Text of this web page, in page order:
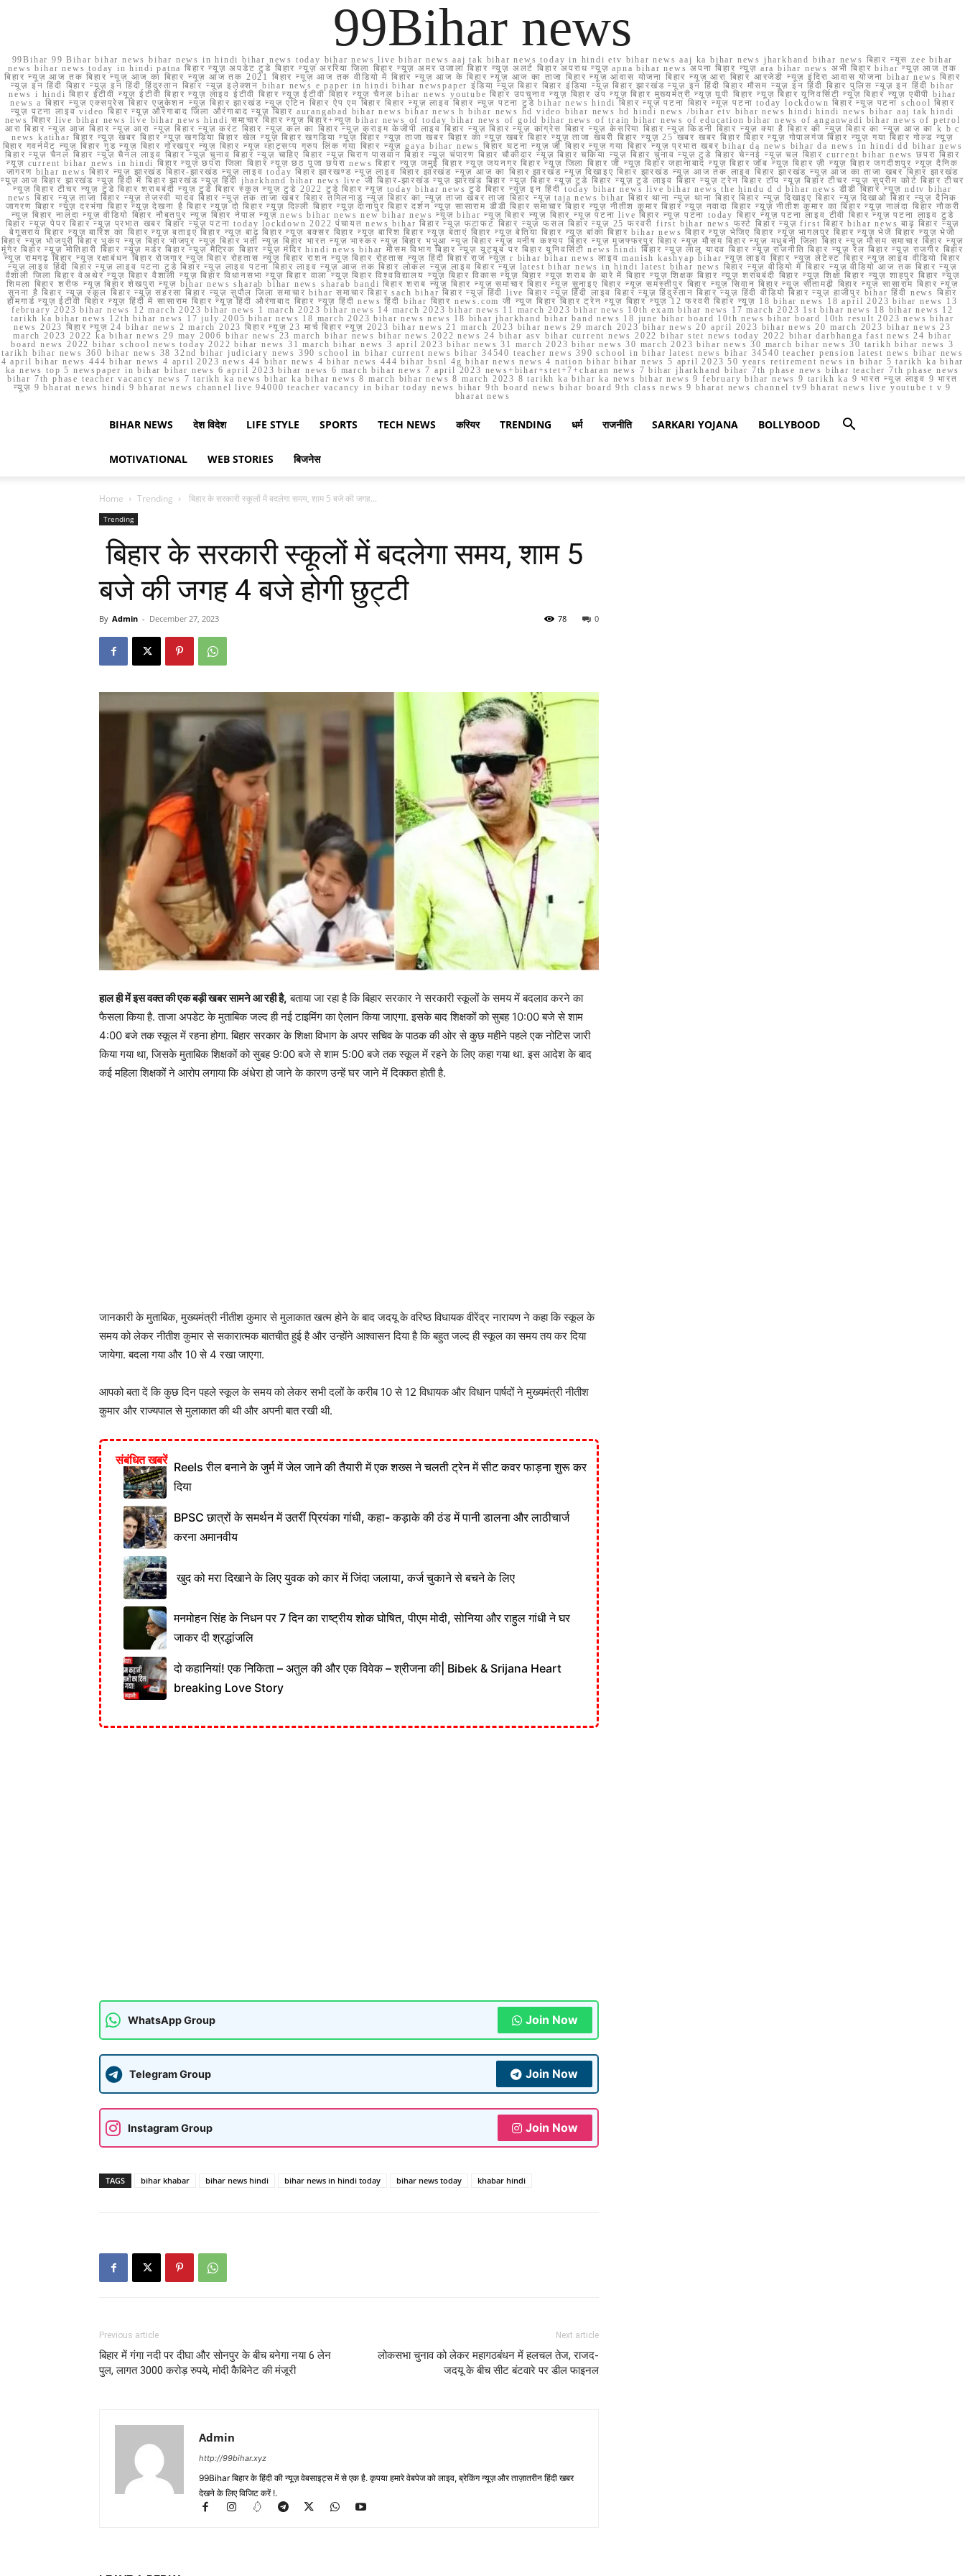
99Bihar news
99Bihar 99 Bihar bihar news bihar news in hindi bihar news today bihar news live bihar news aaj tak bihar news today in hindi etv bihar news aaj ka bihar news jharkhand bihar news बिहार न्यूस zee bihar
news bihar news today in hindi patna बिहार न्यूज़ अपडेट टुडे बिहार न्यूज़ अररिया जिला बिहार न्यूज़ अमर उजाला बिहार न्यूज़ अलर्ट बिहार अपराध न्यूज़ apna bihar news अपना बिहार न्यूज़ ara bihar news अभी बिहार bihar न्यूज़ आज तक
बिहार न्यूज़ आज तक बिहार न्यूज़ आज का बिहार न्यूज़ आज तक 2021 बिहार न्यूज़ आज तक वीडियो में बिहार न्यूज़ आज के बिहार न्यूज़ आज का ताजा बिहार न्यूज़ आवास योजना बिहार न्यूज़ आरा बिहार आरजेडी न्यूज़ इंदिरा आवास योजना bihar news बिहार
न्यूज़ इन हिंदी बिहार न्यूज़ इन हिंदी हिंदुस्तान बिहार न्यूज़ इलेक्शन bihar news e paper in hindi bihar newspaper इंडिया न्यूज़ बिहार बिहार इंडिया न्यूज़ बिहार झारखंड न्यूज़ इन हिंदी बिहार मौसम न्यूज़ इन हिंदी बिहार पुलिस न्यूज़ इन हिंदी bihar
news i hindi बिहार ईटीवी न्यूज़ ईटीवी बिहार न्यूज़ लाइव ईटीवी बिहार न्यूज़ ईटीवी बिहार न्यूज़ चैनल bihar news youtube बिहार उपचुनाव न्यूज़ बिहार उप न्यूज़ बिहार मुख्यमंत्री न्यूज़ यूपी बिहार न्यूज़ बिहार यूनिवर्सिटी न्यूज़ बिहार न्यूज़ एबीपी bihar
news a बिहार न्यूज़ एक्सप्रेस बिहार एजुकेशन न्यूज़ बिहार झारखंड न्यूज़ एटिन बिहार ऐप एम बिहार बिहार न्यूज़ लाइव बिहार न्यूज़ पटना टुडे bihar news hindi बिहार न्यूज़ पटना बिहार न्यूज़ पटना today lockdown बिहार न्यूज़ पटना school बिहार
न्यूज़ पटना लाइव video बिहार न्यूज़ औरंगाबाद जिला औरंगाबाद न्यूज़ बिहार aurangabad bihar news bihar news h bihar news hd video bihar news hd hindi news /bihar etv bihar news hindi hindi news bihar aaj tak hindi
news बिहार live bihar news live bihar news hindi समाचार बिहार न्यूज़ बिहार+न्यूज़ bihar news of today bihar news of gold bihar news of train bihar news of education bihar news of anganwadi bihar news of petrol
आरा बिहार न्यूज़ आज बिहार न्यूज़ आरा न्यूज़ बिहार न्यूज़ करंट बिहार न्यूज़ कल का बिहार न्यूज़ क्राइम केजीपी लाइव बिहार न्यूज़ बिहार न्यूज़ कांग्रेस बिहार न्यूज़ केसरिया बिहार न्यूज़ किडनी बिहार न्यूज़ क्या है बिहार की न्यूज़ बिहार का न्यूज़ आज का k b c
news katihar बिहार न्यूज़ खबर बिहार न्यूज़ खगड़िया बिहार खेल न्यूज़ बिहार खगड़िया न्यूज़ बिहार न्यूज़ ताजा खबर बिहार का न्यूज़ खबर बिहार न्यूज़ ताजा खबरी बिहार न्यूज़ 25 खबर खबर बिहार बिहार न्यूज़ गोपालगंज बिहार न्यूज़ गया बिहार गोल्ड न्यूज़
बिहार गवर्नमेंट न्यूज़ बिहार गुड न्यूज़ बिहार गोरखपुर न्यूज़ बिहार न्यूज़ व्हाट्सप्प ग्रुप लिंक गया बिहार न्यूज़ gaya bihar news बिहार घटना न्यूज़ जी बिहार न्यूज़ गया बिहार न्यूज़ प्रभात खबर bihar da news bihar da news in hindi dd bihar news
बिहार न्यूज़ चैनल बिहार न्यूज़ चैनल लाइव बिहार न्यूज़ चुनाव बिहार न्यूज़ चाहिए बिहार न्यूज़ चिराग पासवान बिहार न्यूज़ चंपारण बिहार चौकीदार न्यूज़ बिहार चकिया न्यूज़ बिहार चुनाव न्यूज़ टुडे बिहार चेन्नई न्यूज़ चल बिहार current bihar news छपरा बिहार
न्यूज़ current bihar news in hindi बिहार न्यूज़ छपरा जिला बिहार न्यूज़ छठ पूजा छपरा news बिहार न्यूज़ जमुई बिहार न्यूज़ जयनगर बिहार न्यूज़ जिला बिहार जी न्यूज़ बिहार जहानाबाद न्यूज़ बिहार जॉब न्यूज़ बिहार ज़ी न्यूज़ बिहार जगदीशपुर न्यूज़ दैनिक
जागरण bihar news बिहार न्यूज़ झारखंड बिहार-झारखंड न्यूज़ लाइव today बिहार झारखण्ड न्यूज़ लाइव बिहार झारखंड न्यूज़ आज का बिहार झारखंड न्यूज़ दिखाइए बिहार झारखंड न्यूज़ आज तक लाइव बिहार झारखंड न्यूज़ आज का ताजा खबर बिहार झारखंड
न्यूज़ आज बिहार झारखंड न्यूज़ हिंदी में बिहार झारखंड न्यूज़ हिंदी jharkhand bihar news live जी बिहार-झारखंड न्यूज़ झारखंड बिहार न्यूज़ बिहार न्यूज़ टुडे बिहार न्यूज़ टुडे लाइव बिहार न्यूज़ ट्रेन बिहार टॉप न्यूज़ बिहार टीचर न्यूज़ सुप्रीम कोर्ट बिहार टीचर
न्यूज़ बिहार टीचर न्यूज़ टुडे बिहार शराबबंदी न्यूज़ टुडे बिहार स्कूल न्यूज़ टुडे 2022 टुडे बिहार न्यूज़ today bihar news टुडे बिहार न्यूज़ इन हिंदी today bihar news live bihar news the hindu d d bihar news डीडी बिहार न्यूज़ ndtv bihar
news बिहार न्यूज़ ताजा बिहार न्यूज़ तेजस्वी यादव बिहार न्यूज़ तक ताजा खबर बिहार तमिलनाडु न्यूज़ बिहार का न्यूज़ ताजा खबर ताजा बिहार न्यूज़ taja news bihar बिहार थाना न्यूज़ थाना बिहार बिहार न्यूज़ दिखाइए बिहार न्यूज़ दिखाओ बिहार न्यूज़ दैनिक
जागरण बिहार न्यूज़ दरभंगा बिहार न्यूज़ देखना है बिहार न्यूज़ दो बिहार न्यूज़ दिल्ली बिहार न्यूज़ दानापुर बिहार दर्शन न्यूज़ सासाराम डीडी बिहार समाचार बिहार न्यूज़ नीतीश कुमार बिहार न्यूज़ नवादा बिहार न्यूज़ नीतीश कुमार का बिहार न्यूज़ नालंदा बिहार नौकरी
न्यूज़ बिहार नालंदा न्यूज़ वीडियो बिहार नौबतपुर न्यूज़ बिहार नेपाल न्यूज़ news bihar news new bihar news न्यूज़ bihar न्यूज़ बिहार न्यूज़ बिहार न्यूज़ पटना live बिहार न्यूज़ पटना today बिहार न्यूज़ पटना लाइव टीवी बिहार न्यूज़ पटना लाइव टुडे
बिहार न्यूज़ पेपर बिहार न्यूज़ प्रभात खबर बिहार न्यूज़ पटना today lockdown 2022 पंचायत news bihar बिहार न्यूज़ फटाफट बिहार न्यूज़ फसल बिहार न्यूज़ 25 फरवरी first bihar news फर्स्ट बिहार न्यूज़ first बिहार bihar news बाढ़ बिहार न्यूज़
बेगूसराय बिहार न्यूज़ बारिश का बिहार न्यूज़ बताइए बिहार न्यूज़ बाढ़ बिहार न्यूज़ बक्सर बिहार न्यूज़ बारिश बिहार न्यूज़ बताएं बिहार न्यूज़ बेतिया बिहार न्यूज़ बांका बिहार bihar news बिहार न्यूज़ भेजिए बिहार न्यूज़ भागलपुर बिहार न्यूज़ भेजें बिहार न्यूज़ भेजो
बिहार न्यूज़ भोजपुरी बिहार भूकंप न्यूज़ बिहार भोजपुर न्यूज़ बिहार भर्ती न्यूज़ बिहार भारत न्यूज़ भास्कर न्यूज़ बिहार भभुआ न्यूज़ बिहार न्यूज़ मनीष कश्यप बिहार न्यूज़ मुजफ्फरपुर बिहार न्यूज़ मौसम बिहार न्यूज़ मधुबनी जिला बिहार न्यूज़ मौसम समाचार बिहार न्यूज़
मुंगेर बिहार न्यूज़ मोतिहारी बिहार न्यूज़ मर्डर बिहार न्यूज़ मैट्रिक बिहार न्यूज़ मंदिर hindi news bihar मौसम विभाग बिहार न्यूज़ यूट्यूब पर बिहार यूनिवर्सिटी news hindi बिहार न्यूज़ लालू यादव बिहार न्यूज़ राजनीति बिहार न्यूज़ रेल बिहार न्यूज़ राजगीर बिहार
न्यूज़ रामगढ़ बिहार न्यूज़ रक्षाबंधन बिहार रोजगार न्यूज़ बिहार रोहतास न्यूज़ बिहार राशन न्यूज़ बिहार रोहतास न्यूज़ हिंदी बिहार राज न्यूज़ r bihar bihar news लाइव manish kashyap bihar न्यूज़ लाइव बिहार न्यूज़ लेटेस्ट बिहार न्यूज़ लाइव वीडियो बिहार
न्यूज़ लाइव हिंदी बिहार न्यूज़ लाइव पटना टुडे बिहार न्यूज़ लाइव पटना बिहार लाइव न्यूज़ आज तक बिहार लोकल न्यूज़ लाइव बिहार न्यूज़ latest bihar news in hindi latest bihar news बिहार न्यूज़ वीडियो में बिहार न्यूज़ वीडियो आज तक बिहार न्यूज़
वैशाली जिला बिहार वेअथेर न्यूज़ बिहार वैशाली न्यूज़ बिहार विधानसभा न्यूज़ बिहार वाला न्यूज़ बिहार विश्वविद्यालय न्यूज़ बिहार विकास न्यूज़ बिहार न्यूज़ शराब के बारे में बिहार न्यूज़ शिक्षक बिहार न्यूज़ शराबबंदी बिहार न्यूज़ शिक्षा बिहार न्यूज़ शाहपुर बिहार न्यूज़
शिमला बिहार शरीफ न्यूज़ बिहार शेखपुरा न्यूज़ bihar news sharab bihar news sharab bandi बिहार शराब न्यूज़ बिहार न्यूज़ समाचार बिहार न्यूज़ सुनाइए बिहार न्यूज़ समस्तीपुर बिहार न्यूज़ सिवान बिहार न्यूज़ सीतामढ़ी बिहार न्यूज़ सासाराम बिहार न्यूज़
सुनना है बिहार न्यूज़ स्कूल बिहार न्यूज़ सहरसा बिहार न्यूज़ सुपौल जिला समाचार bihar समाचार बिहार sach bihar बिहार न्यूज़ हिंदी live बिहार न्यूज़ हिंदी लाइव बिहार न्यूज़ हिंदुस्तान बिहार न्यूज़ हिंदी वीडियो बिहार न्यूज़ हाजीपुर bihar हिंदी news बिहार
होमगार्ड न्यूज़ ईटीवी बिहार न्यूज़ हिंदी में सासाराम बिहार न्यूज़ हिंदी औरंगाबाद बिहार न्यूज़ हिंदी news हिंदी bihar बिहार news.com जी न्यूज बिहार बिहार ट्रेन न्यूज़ बिहार न्यूज़ 12 फरवरी बिहार न्यूज़ 18 bihar news 18 april 2023 bihar news 13
february 2023 bihar news 12 march 2023 bihar news 1 march 2023 bihar news 14 march 2023 bihar news 11 march 2023 bihar news 10th exam bihar news 17 march 2023 1st bihar news 18 bihar news 12
tarikh ka bihar news 12th bihar news 17 july 2005 bihar news 18 march 2023 bihar news news 18 bihar jharkhand bihar band news 18 june bihar board 10th news bihar board 10th result 2023 news bihar
news 2023 बिहार न्यूज़ 24 bihar news 2 march 2023 बिहार न्यूज़ 23 मार्च बिहार न्यूज़ 2023 bihar news 21 march 2023 bihar news 29 march 2023 bihar news 20 april 2023 bihar news 20 march 2023 bihar news 23
march 2023 2022 ka bihar news 29 may 2006 bihar news 23 march bihar news bihar news 2022 news 24 bihar asv bihar current news 2022 bihar stet news today 2022 bihar darbhanga fast news 24 bihar
board news 2022 bihar school news today 2022 bihar news 31 march bihar news 3 april 2023 bihar news 31 march 2023 bihar news 30 march 2023 bihar news 30 march bihar news 30 tarikh bihar news 3
tarikh bihar news 360 bihar news 38 32nd bihar judiciary news 390 school in bihar current news bihar 34540 teacher news 390 school in bihar latest news bihar 34540 teacher pension latest news bihar news
4 april bihar news 444 bihar news 4 april 2023 news 44 bihar news 4 bihar news 444 bihar bsnl 4g bihar news news 4 nation bihar bihar news 5 april 2023 50 years retirement news in bihar 5 tarikh ka bihar
ka news top 5 newspaper in bihar bihar news 6 april 2023 bihar news 6 march bihar news 7 april 2023 news+bihar+stet+7+charan news 7 bihar jharkhand bihar 7th phase news bihar teacher 7th phase news
bihar 7th phase teacher vacancy news 7 tarikh ka news bihar ka bihar news 8 march bihar news 8 march 2023 8 tarikh ka bihar ka news bihar news 9 february bihar news 9 tarikh ka 9 भारत न्यूज़ लाइव 9 भारत
न्यूज़ 9 bharat news hindi 9 bharat news channel live 94000 teacher vacancy in bihar today news bihar 9th board news bihar board 9th class news 9 bharat news channel tv9 bharat news live youtube t v 9
bharat news
BIHAR NEWS देश विदेश LIFE STYLE SPORTS TECH NEWS करियर TRENDING धर्म राजनीति SARKARI YOJANA BOLLYBOOD
MOTIVATIONAL WEB STORIES बिजनेस
Home Trending बिहार के सरकारी स्कूलों में बदलेगा समय, शाम 5 बजे की जगह...
Trending
बिहार के सरकारी स्कूलों में बदलेगा समय, शाम 5
बजे की जगह 4 बजे होगी छुट्टी
By Admin - December 27, 2023 0
78
हाल ही में इस वक्त की एक बड़ी खबर सामने आ रही है, बताया जा रहा है कि बिहार सरकार ने सरकारी स्कूलों के समय में बदलाव करने का
फैसला किया है. ताजा अपडेट के मुताबिक जल्द ही नई टाइमिंग का ऐलान किया जाएगा. इसके बाद शिक्षकों को सुबह 10:00 बजे से शाम
4:00 बजे तक स्कूल में रहना होगा. बिहार सरकार के शिक्षा विभाग के अपर सचिव के पाठक की ओर से कुछ महीने पहले एक नोटिस जारी
किया गया था, जिसके मुताबिक शिक्षकों को सुबह 9:00 बजे से शाम 5:00 बजे तक स्कूल में रहने के लिए कहा गया था. इस आदेश के बाद
कई महिला शिक्षकों ने आरोप लगाया कि अंधेरा हो जाने के कारण उन्हें घर जाने में दिक्कत होती है.
जानकारी के मुताबिक, मुख्यमंत्री नीतीश कुमार से मुलाकात खत्म होने के बाद जदयू के वरिष्ठ विधायक वीरेंद्र नारायण ने कहा कि स्कूल के
समय को लेकर नीतीश कुमार से सकारात्मक बातचीत हुई है और उन्होंने आश्वासन दिया है कि बहुत जल्द ही स्कूल का समय तय कर दिया
जायेगा. बदला गया और 10 से 4 रखा जाएगा.
आपको बता दें कि कुछ दिन पहले स्कूल के समय को लेकर सभी दलों के करीब 10 से 12 विधायक और विधान पार्षदों ने मुख्यमंत्री नीतीश
कुमार और राज्यपाल से मुलाकात की थी और अपनी बात रखी थी.
संबंधित खबरें Reels रील बनाने के जुर्म में जेल जाने की तैयारी में एक शख्स ने चलती ट्रेन में सीट कवर फाड़ना शुरू कर
दिया
BPSC छात्रों के समर्थन में उतरीं प्रियंका गांधी, कहा- कड़ाके की ठंड में पानी डालना और लाठीचार्ज
करना अमानवीय
खुद को मरा दिखाने के लिए युवक को कार में जिंदा जलाया, कर्ज चुकाने से बचने के लिए
मनमोहन सिंह के निधन पर 7 दिन का राष्ट्रीय शोक घोषित, पीएम मोदी, सोनिया और राहुल गांधी ने घर
जाकर दी श्रद्धांजलि
दो कहानियां! एक निकिता – अतुल की और एक विवेक – श्रीजना की| Bibek & Srijana Heart
breaking Love Story
WhatsApp Group Join Now
Telegram Group Join Now
Instagram Group Join Now
TAGS bihar khabar bihar news hindi bihar news in hindi today bihar news today khabar hindi
Previous article
बिहार में गंगा नदी पर दीघा और सोनपुर के बीच बनेगा नया 6 लेन
पुल, लागत 3000 करोड़ रुपये, मोदी कैबिनेट की मंजूरी
Next article
लोकसभा चुनाव को लेकर महागठबंधन में हलचल तेज, राजद-
जदयू के बीच सीट बंटवारे पर डील फाइनल
Admin
http://99bihar.xyz
99Bihar बिहार के हिंदी की न्यूज़ वेबसाइट्स में से एक है. कृपया हमारे वेबपेज को लाइव, ब्रेकिंग न्यूज़ और ताज़ातरीन हिंदी खबर
देखने के लिए विजिट करें !.